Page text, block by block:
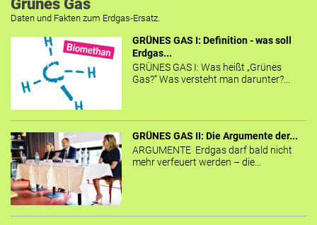
Grünes Gas
Daten und Fakten zum Erdgas-Ersatz.
GRÜNES GAS I: Definition - was soll
Erdgas...
GRÜNES GAS I: Was heißt „Grünes
Gas?“ Was versteht man darunter?...
GRÜNES GAS II: Die Argumente der...
ARGUMENTE Erdgas darf bald nicht
mehr verfeuert werden – die...